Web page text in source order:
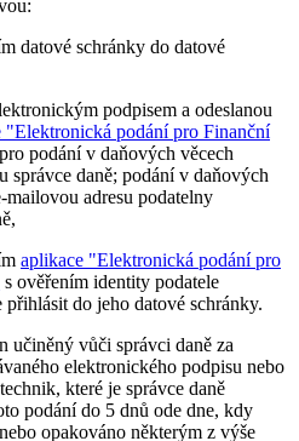
datové schránky do datové
podpisem a odeslanou
"Elektronická podání pro Finanční
podání v daňových věcech
správce daně; podání v daňových
mailovou adresu podatelny
aplikace "Elektronická podání pro
s ověřením identity podatele
přihlásit do jeho datové schránky.
učiněný vůči správci daně za
elektronického podpisu nebo
které je správce daně
podání do 5 dnů ode dne, kdy
opakováno některým z výše